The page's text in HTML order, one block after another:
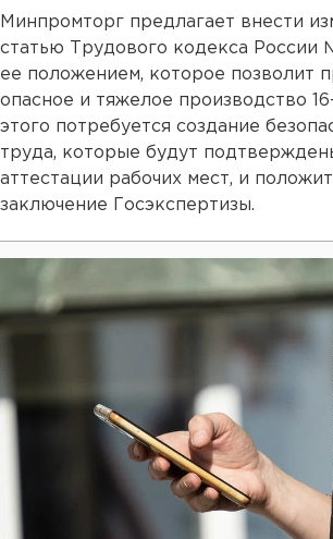
Минпромторг предлагает внести
статью Трудового кодекса России
ее положением, которое позволит
опасное и тяжелое производство
этого потребуется создание
труда, которые будут
аттестации рабочих мест, и
заключение Госэкспертизы.